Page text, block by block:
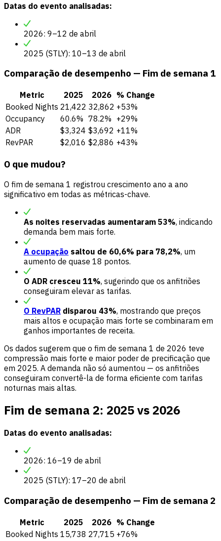
Datas do evento analisadas:
2026: 9–12 de abril
2025 (STLY): 10–13 de abril
Comparação de desempenho — Fim de semana 1
Metric 2025 2026 % Change
Booked Nights 21,422 32,862 +53%
Occupancy
60.6% 78.2% +29%
ADR
$3,324 $3,692 +11%
RevPAR
$2,016 $2,886 +43%
O que mudou?
O fim de semana 1 registrou crescimento ano a ano
significativo em todas as métricas-chave.
As noites reservadas aumentaram 53%, indicando
demanda bem mais forte.
A ocupação saltou de 60,6% para 78,2%, um
aumento de quase 18 pontos.
O ADR cresceu 11%, sugerindo que os anfitriões
conseguiram elevar as tarifas.
O RevPAR disparou 43%, mostrando que preços
mais altos e ocupação mais forte se combinaram em
ganhos importantes de receita.
Os dados sugerem que o fim de semana 1 de 2026 teve
compressão mais forte e maior poder de precificação que
em 2025. A demanda não só aumentou — os anfitriões
conseguiram convertê-la de forma eficiente com tarifas
noturnas mais altas.
Fim de semana 2: 2025 vs 2026
Datas do evento analisadas:
2026: 16–19 de abril
2025 (STLY): 17–20 de abril
Comparação de desempenho — Fim de semana 2
Metric 2025 2026 % Change
Booked Nights 15,738 27,715 +76%